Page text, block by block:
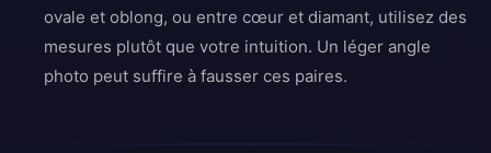
ovale et oblong, ou entre cœur et diamant, utilisez des
mesures plutôt que votre intuition. Un léger angle
photo peut suffire à fausser ces paires.